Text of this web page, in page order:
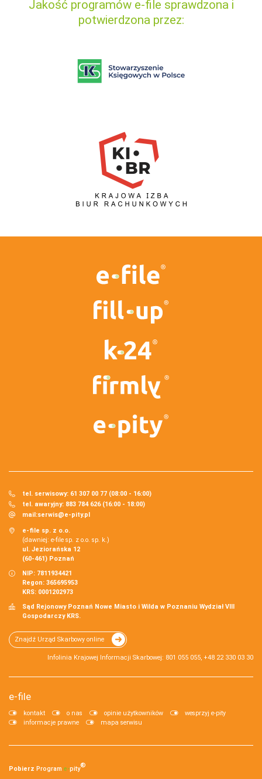
Jakość programów e-file sprawdzona i
potwierdzona przez:
tel. serwisowy: 61 307 00 77 (08:00 - 16:00)
tel. awaryjny: 883 784 626 (16:00 - 18:00)
mail:serwis@e-pity.pl
e-file sp. z o.o.
(dawniej: e-file sp. z o.o. sp. k.)
ul. Jeziorańska 12
(60-461) Poznań
NIP: 7811934421
Regon: 365695953
KRS: 0001202973
Sąd Rejonowy Poznań Nowe Miasto i Wilda w Poznaniu Wydział VIII
Gospodarczy KRS.
Znajdź Urząd Skarbowy online
Infolinia Krajowej Informacji Skarbowej: 801 055 055, +48 22 330 03 30
e-file
kontakt o nas opinie użytkowników
wesprzyj e-pity
informacje prawne
mapa serwisu
Pobierz Program e‑pity®